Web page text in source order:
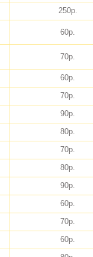
250р.
60р.
70р.
60р.
70р.
90р.
80р.
70р.
80р.
90р.
60р.
70р.
60р.